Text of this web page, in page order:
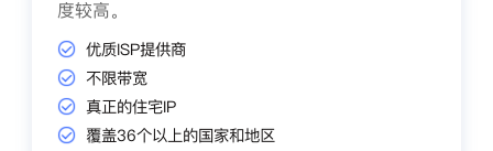
度较高。
优质ISP提供商
不限带宽
真正的住宅IP
覆盖36个以上的国家和地区